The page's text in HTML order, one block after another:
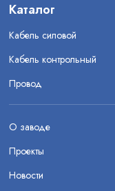
Каталог
Кабель силовой
Кабель контрольный
Провод
О заводе
Проекты
Новости